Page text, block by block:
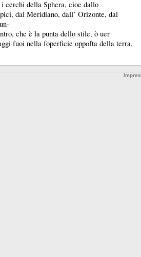
cerchi della Sphera, cioe dallo
dal Meridiano, dall’ Orizonte, dal
che è la punta dello stile, ò uer
ſuoi nella ſoperficie oppoſta della terra,